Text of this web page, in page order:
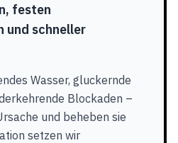
festen
und schneller
Wasser, gluckernde
Blockaden –
und beheben sie
setzen wir